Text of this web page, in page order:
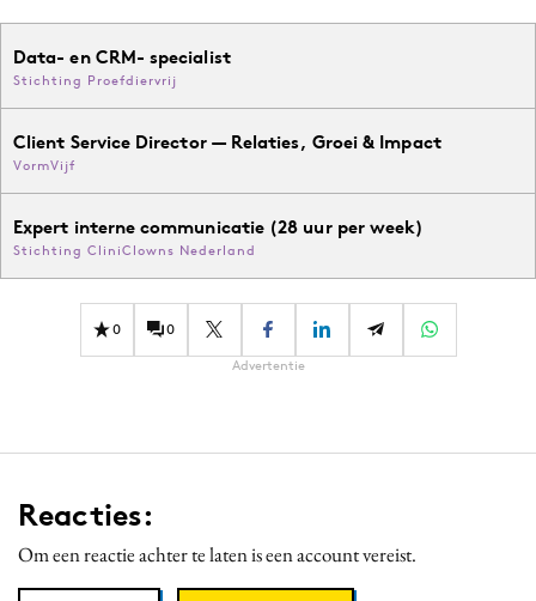
Data- en CRM- specialist
Stichting Proefdiervrij
Client Service Director — Relaties, Groei & Impact
VormVijf
Expert interne communicatie (28 uur per week)
Stichting CliniClowns Nederland
0 0
Advertentie
Reacties:
Om een reactie achter te laten is een account vereist.